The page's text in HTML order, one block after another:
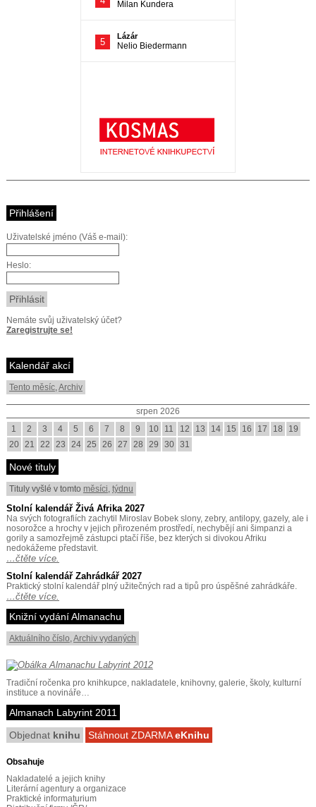
Přihlášení
Uživatelské jméno (Váš e-mail):
Heslo:
Nemáte svůj uživatelský účet?
Zaregistrujte se!
Kalendář akcí
Tento měsíc,Archiv
srpen 2026
1
2 3 4 5 6 7 8 9 10 11 12 13 14 15 16 17 18
19
20 21 22 23 24 25 26 27 28 29 30 31
Nové tituly
Tituly vyšlé v tomto měsíci, týdnu
Stolní kalendář Živá Afrika 2027
Na svých fotografiích zachytil Miroslav Bobek slony, zebry, antilopy, gazely, ale i
nosorožce a hrochy v jejich přirozeném prostředí, nechybějí ani šimpanzi a
gorily a samozřejmě zástupci ptačí říše, bez kterých si divokou Afriku
nedokážeme představit.
…čtěte více.
Stolní kalendář Zahrádkář 2027
Praktický stolní kalendář plný užitečných rad a tipů pro úspěšné zahrádkáře.
…čtěte více.
Knižní vydání Almanachu
Aktuálního číslo,Archiv vydaných
Tradiční ročenka pro knihkupce, nakladatele, knihovny, galerie, školy, kulturní
instituce a novináře…
Almanach Labyrint 2011
Objednat knihu Stáhnout ZDARMAeKnihu
Obsahuje
Nakladatelé a jejich knihy
Literární agentury a organizace
Praktické informaturium